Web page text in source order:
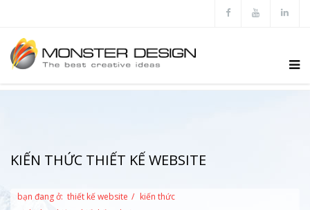
KIẾN THỨC THIẾT KẾ WEBSITE
bạn đang ở: thiết kế website
kiến thức